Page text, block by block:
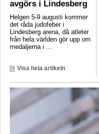
avgörs i Lindesberg
Helgen 5-9 augusti kommer
det råda judofeber i
Lindesberg arena, då atleter
från hela världen gör upp om
medaljerna i ...
Visa hela artikeln